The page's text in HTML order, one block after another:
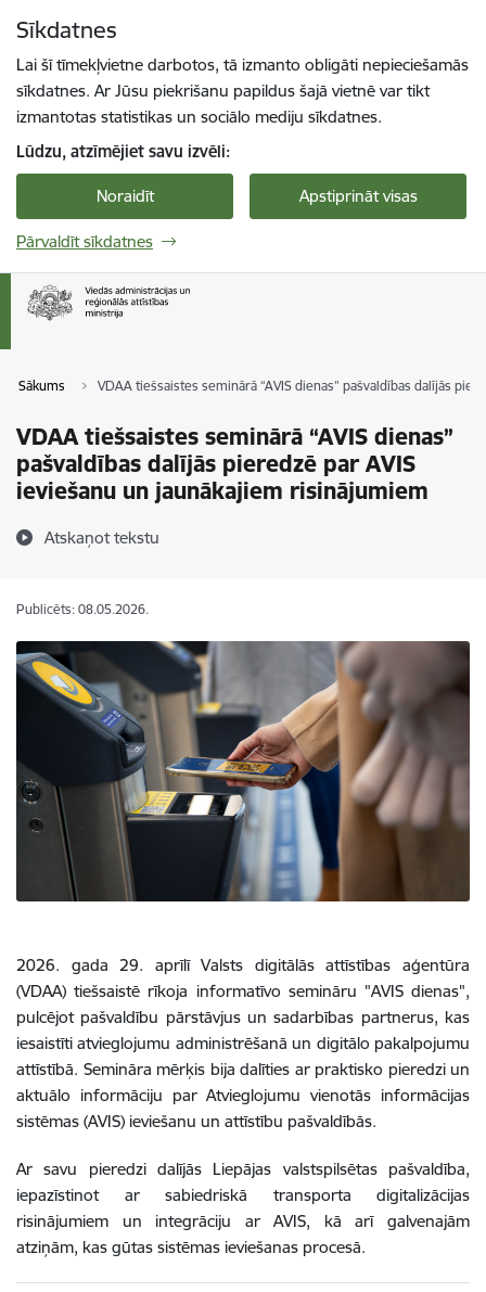
Sīkdatnes
Lai šī tīmekļvietne darbotos, tā izmanto obligāti nepieciešamās
sīkdatnes. Ar Jūsu piekrišanu papildus šajā vietnē var tikt
izmantotas statistikas un sociālo mediju sīkdatnes.
Lūdzu, atzīmējiet savu izvēli:
Noraidīt Apstiprināt visas
Pārvaldīt sīkdatnes
Sākums VDAA tiešsaistes seminārā “AVIS dienas” pašvaldības dalījās
VDAA tiešsaistes seminārā “AVIS dienas”
pašvaldības dalījās pieredzē par AVIS
ieviešanu un jaunākajiem risinājumiem
Atskaņot tekstu
Publicēts: 08.05.2026.
2026. gada 29. aprīlī Valsts digitālās attīstības aģentūra
(VDAA) tiešsaistē rīkoja informatīvo semināru "AVIS dienas",
pulcējot pašvaldību pārstāvjus un sadarbības partnerus, kas
iesaistīti atvieglojumu administrēšanā un digitālo pakalpojumu
attīstībā. Semināra mērķis bija dalīties ar praktisko pieredzi un
aktuālo informāciju par Atvieglojumu vienotās informācijas
sistēmas (AVIS) ieviešanu un attīstību pašvaldībās.
Ar savu pieredzi dalījās Liepājas valstspilsētas pašvaldība,
iepazīstinot ar sabiedriskā transporta digitalizācijas
risinājumiem un integrāciju ar AVIS, kā arī galvenajām
atziņām, kas gūtas sistēmas ieviešanas procesā.